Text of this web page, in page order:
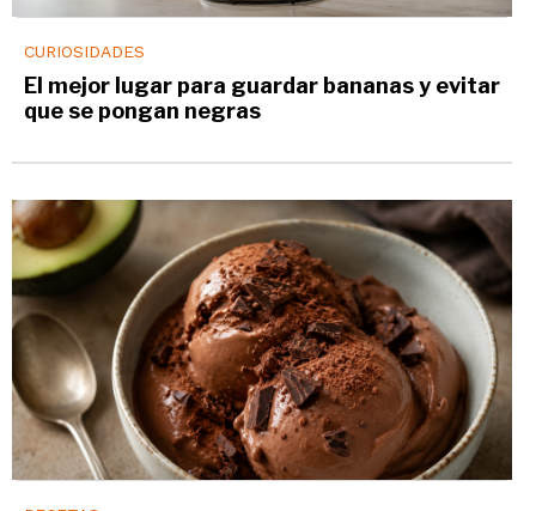
CURIOSIDADES
El mejor lugar para guardar bananas y evitar
que se pongan negras